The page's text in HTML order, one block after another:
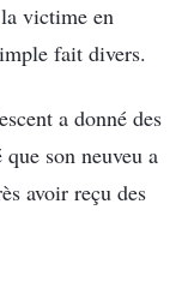
victime en
fait divers.
a donné des
son neuveu a
avoir reçu des